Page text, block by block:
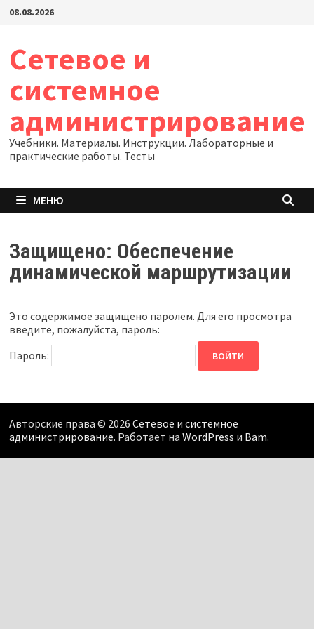
Перейти
08.08.2026
Сетевое и
системное
администрирование
Учебники. Материалы. Инструкции. Лабораторные и
практические работы. Тесты
МЕНЮ
Защищено: Обеспечение
динамической маршрутизации
Это содержимое защищено паролем. Для его просмотра
введите, пожалуйста, пароль:
Пароль:
Авторские права © 2026 Сетевое и системное
администрирование. Работает на WordPress и Bam.